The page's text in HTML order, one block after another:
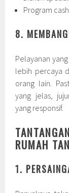
Program
8.
Pelayanan
lebih percaya
orang lain.
yang jelas,
yang responsif.
RUMAH
1.